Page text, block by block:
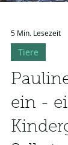
Tiere